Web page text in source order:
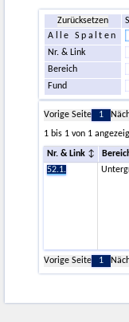
Zurücksetzen
Alle Spalten
Nr. & Link
Bereich
Fund
Vorige Seite 1
1 bis 1 von 1
Nr. & Link
52.1.
Vorige Seite
1